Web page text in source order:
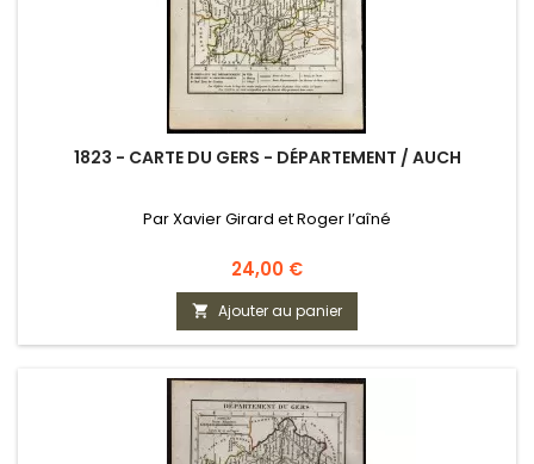
1823 - CARTE DU GERS - DÉPARTEMENT / AUCH
Par Xavier Girard et Roger l’aîné
Prix
24,00 €
 Ajouter au panier